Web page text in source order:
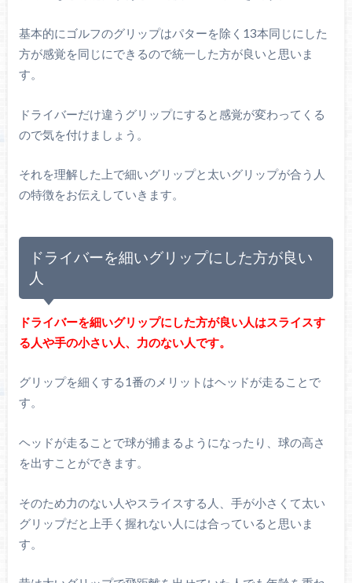
基本的にゴルフのグリップはパターを除く13本同じにした
方が感覚を同じにできるので統一した方が良いと思いま
す。
ドライバーだけ違うグリップにすると感覚が変わってくる
ので気を付けましょう。
それを理解した上で細いグリップと太いグリップが合う人
の特徴をお伝えしていきます。
ドライバーを細いグリップにした方が良い
人
ドライバーを細いグリップにした方が良い人はスライスす
る人や手の小さい人、力のない人です。
グリップを細くする1番のメリットはヘッドが走ることで
す。
ヘッドが走ることで球が捕まるようになったり、球の高さ
を出すことができます。
そのため力のない人やスライスする人、手が小さくて太い
グリップだと上手く握れない人には合っていると思いま
す。